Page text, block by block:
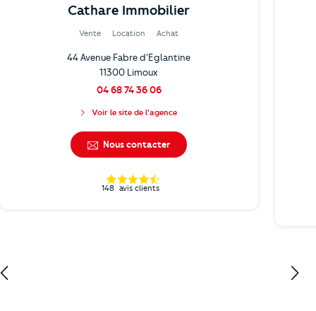
Cathare Immobilier
Vente Location Achat
44 Avenue Fabre d'Eglantine
11300 Limoux
04 68 74 36 06
Voir le site de l'agence
Nous contacter
148 avis clients